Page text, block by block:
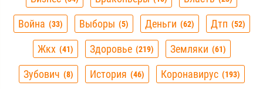
Война 33 Выборы 5 Деньги 62 Дтп 52
Жкх 41 Здоровье 219 Земляки 61
Зубович 8 История 46 Коронавирус 193